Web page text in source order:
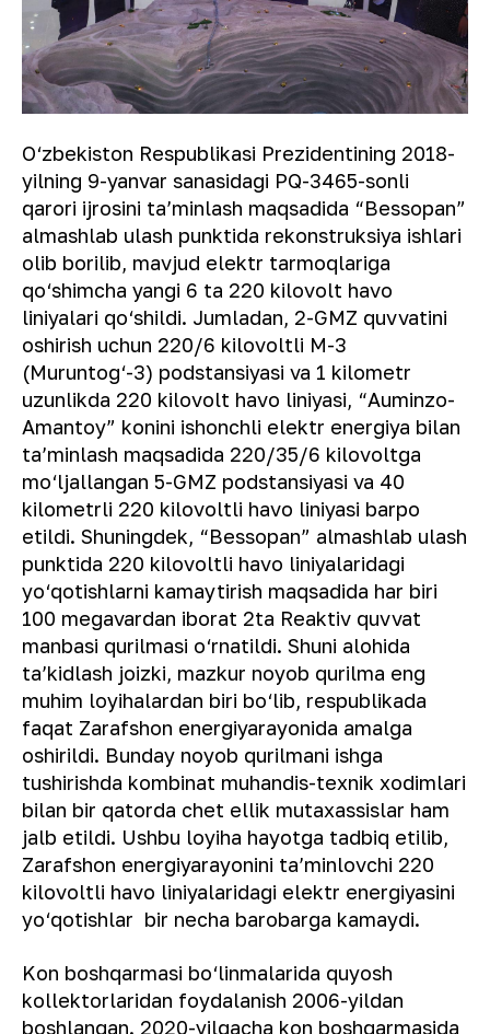
O‘zbekiston Respublikasi Prezidentining 2018-
yilning 9-yanvar sanasidagi PQ-3465-sonli
qarori ijrosini taʼminlash maqsadida “Bessopan”
almashlab ulash punktida rekonstruksiya ishlari
olib borilib, mavjud elektr tarmoqlariga
qo‘shimcha yangi 6 ta 220 kilovolt havo
liniyalari qo‘shildi. Jumladan, 2-GMZ quvvatini
oshirish uchun 220/6 kilovoltli M-3
(Muruntog‘-3) podstansiyasi va 1 kilometr
uzunlikda 220 kilovolt havo liniyasi, “Auminzo-
Amantoy” konini ishonchli elektr energiya bilan
taʼminlash maqsadida 220/35/6 kilovoltga
mo‘ljallangan 5-GMZ podstansiyasi va 40
kilometrli 220 kilovoltli havo liniyasi barpo
etildi. Shuningdek, “Bessopan” almashlab ulash
punktida 220 kilovoltli havo liniyalaridagi
yo‘qotishlarni kamaytirish maqsadida har biri
100 megavardan iborat 2ta Reaktiv quvvat
manbasi qurilmasi o‘rnatildi. Shuni alohida
taʼkidlash joizki, mazkur noyob qurilma eng
muhim loyihalardan biri bo‘lib, respublikada
faqat Zarafshon energiyarayonida amalga
oshirildi. Bunday noyob qurilmani ishga
tushirishda kombinat muhandis-texnik xodimlari
bilan bir qatorda chet ellik mutaxassislar ham
jalb etildi. Ushbu loyiha hayotga tadbiq etilib,
Zarafshon energiyarayonini taʼminlovchi 220
kilovoltli havo liniyalaridagi elektr energiyasini
yo‘qotishlar bir necha barobarga kamaydi.
Kon boshqarmasi bo‘linmalarida quyosh
kollektorlaridan foydalanish 2006-yildan
boshlangan. 2020-yilgacha kon boshqarmasida